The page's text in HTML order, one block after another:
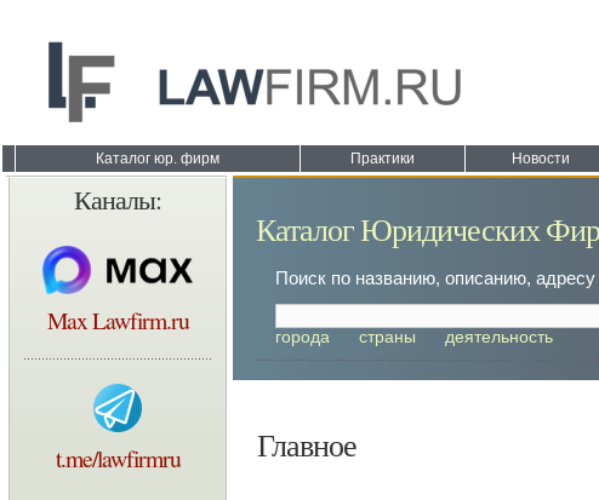
Каталог юр. фирм Практики Новости
Каналы:
Max Lawfirm.ru
t.me/lawfirmru
Каталог Юридических
Поиск по названию, описанию, адресу
города страны деятельность
Главное